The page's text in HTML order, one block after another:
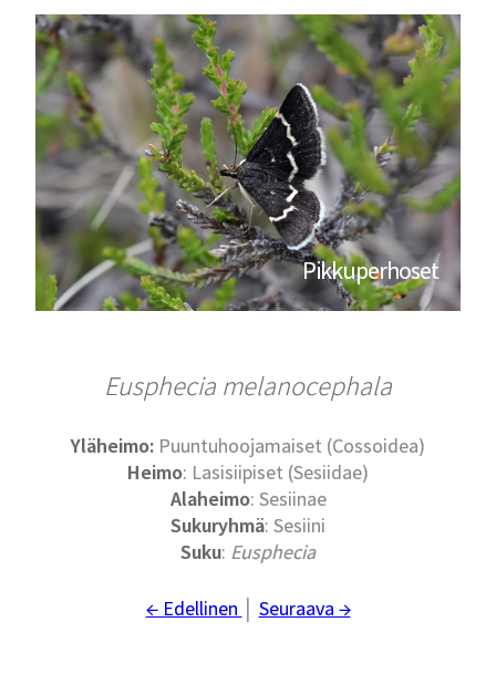
Pikkuperhoset
Eusphecia melanocephala
Yläheimo: Puuntuhoojamaiset (Cossoidea)
Heimo: Lasisiipiset (Sesiidae)
Alaheimo: Sesiinae
Sukuryhmä: Sesiini
Suku: Eusphecia
← Edellinen Seuraava →